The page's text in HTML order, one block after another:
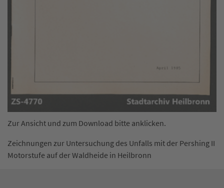
Zur Ansicht und zum Download bitte anklicken.
Zeichnungen zur Untersuchung des Unfalls mit der Pershing II
Motorstufe auf der Waldheide in Heilbronn